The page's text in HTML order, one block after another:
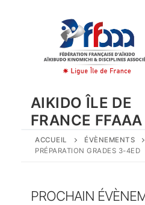
AIKIDO ÎLE DE
FRANCE FFAAA
ACCUEIL
ÉVÈNEMENTS
PRÉPARATION GRADES 3-4ED
PROCHAIN